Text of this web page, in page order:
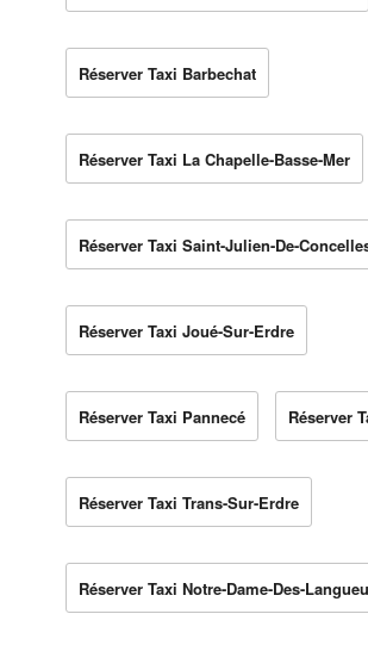
Réserver Taxi Barbechat
Réserver Taxi La Chapelle-Basse-Mer
Réserver Taxi Saint-Julien-De-
Réserver Taxi Joué-Sur-Erdre
Réserver Taxi Pannecé Réserver
Réserver Taxi Trans-Sur-Erdre
Réserver Taxi Notre-Dame-Des-